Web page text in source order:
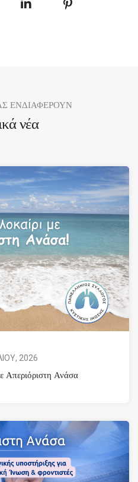
ΕΝΔΙΑΦΕΡΟΥΝ
νέα
2026
Απεριόριστη Ανάσα